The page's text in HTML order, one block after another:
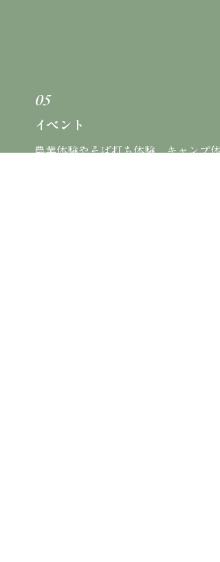
05
イベント
農業体験やそば打ち体験、キャンプ体